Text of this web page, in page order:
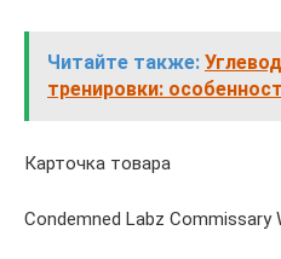
Читайте также:
тренировки:
Карточка товара
Condemned Labz Commissary